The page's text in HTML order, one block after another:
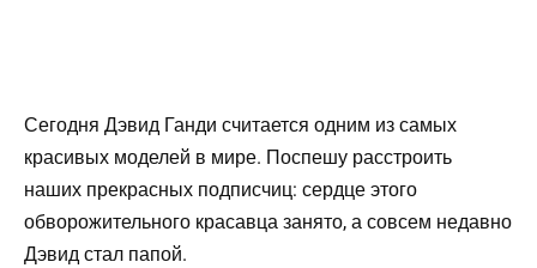
Сегодня Дэвид Ганди считается одним из самых
красивых моделей в мире. Поспешу расстроить
наших прекрасных подписчиц: сердце этого
обворожительного красавца занято, а совсем недавно
Дэвид стал папой.